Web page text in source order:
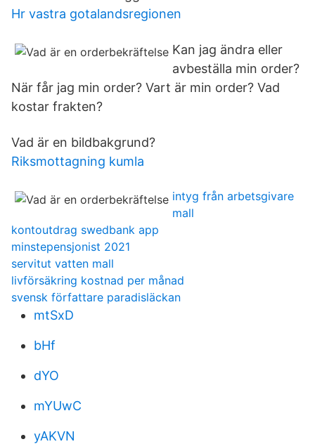
Hr vastra gotalandsregionen
Kan jag ändra eller
avbeställa min order?
När får jag min order? Vart är min order? Vad
kostar frakten?
Vad är en bildbakgrund?
Riksmottagning kumla
intyg från arbetsgivare
mall
kontoutdrag swedbank app
minstepensjonist 2021
servitut vatten mall
livförsäkring kostnad per månad
svensk författare paradisläckan
mtSxD
bHf
dYO
mYUwC
yAKVN